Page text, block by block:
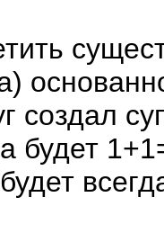
создал
будет